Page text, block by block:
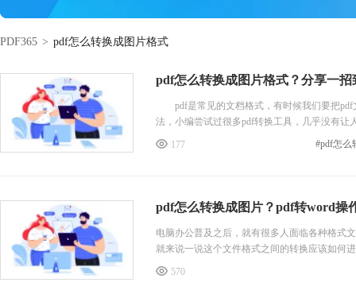
PDF365 > pdf怎么转换成图片格式
pdf怎么转换成图片格式？分享一招
pdf是常见的文档格式，有时候我们要把pdf
法，小编尝试过很多pdf转换工具，几乎没有
177
pdf怎么转换成图片？pdf转word操
电脑办公普及之后，就有很多人面临各种格式
就来说一说这个文件格式之间的转换应该如何
570